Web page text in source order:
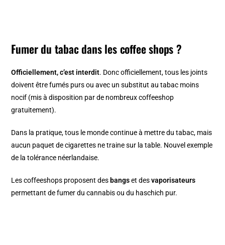
Fumer du tabac dans les coffee shops ?
Officiellement, c’est interdit. Donc officiellement, tous les joints
doivent être fumés purs ou avec un substitut au tabac moins
nocif (mis à disposition par de nombreux coffeeshop
gratuitement).
Dans la pratique, tous le monde continue à mettre du tabac, mais
aucun paquet de cigarettes ne traine sur la table. Nouvel exemple
de la tolérance néerlandaise.
Les coffeeshops proposent des bangset desvaporisateurs
permettant de fumer du cannabis ou du haschich pur.